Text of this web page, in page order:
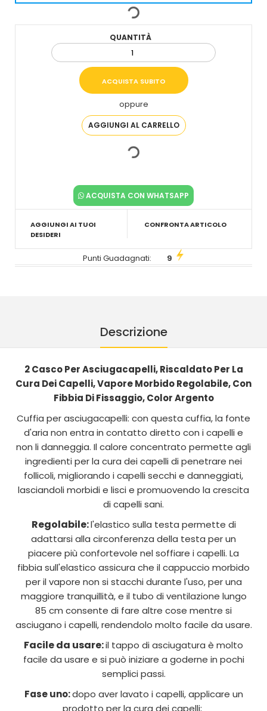
QUANTITÀ
oppure
ACQUISTA CON WHATSAPP
AGGIUNGI AI TUOI
DESIDERI
CONFRONTA ARTICOLO
Punti Guadagnati: 9
Descrizione
2 Casco Per Asciugacapelli, Riscaldato Per La
Cura Dei Capelli, Vapore Morbido Regolabile, Con
Fibbia Di Fissaggio, Color Argento
Cuffia per asciugacapelli: con questa cuffia, la fonte
d'aria non entra in contatto diretto con i capelli e
non li danneggia. Il calore concentrato permette agli
ingredienti per la cura dei capelli di penetrare nei
follicoli, migliorando i capelli secchi e danneggiati,
lasciandoli morbidi e lisci e promuovendo la crescita
di capelli sani.
Regolabile:l'elastico sulla testa permette di
adattarsi alla circonferenza della testa per un
piacere più confortevole nel soffiare i capelli. La
fibbia sull'elastico assicura che il cappuccio morbido
per il vapore non si stacchi durante l'uso, per una
maggiore tranquillità, e il tubo di ventilazione lungo
85 cm consente di fare altre cose mentre si
asciugano i capelli, rendendolo molto facile da usare.
Facile da usare:il tappo di asciugatura è molto
facile da usare e si può iniziare a goderne in pochi
semplici passi.
Fase uno:dopo aver lavato i capelli, applicare un
prodotto per la cura dei capelli;